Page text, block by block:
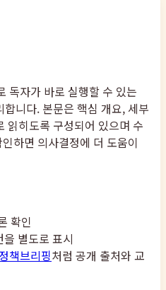
독자가 바로 실행할 수 있는
니다. 본문은 핵심 개요, 세부
읽히도록 구성되어 있으며 수
하면 의사결정에 더 도움이
확인
별도로 표시
책브리핑처럼 공개 출처와 교